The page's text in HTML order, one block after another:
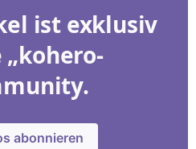
ist exklusiv
abonnieren